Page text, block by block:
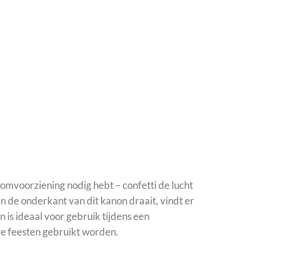
nodig hebt – confetti de lucht
de onderkant van dit kanon draait, vindt er
is ideaal voor gebruik tijdens een
feesten gebruikt worden.